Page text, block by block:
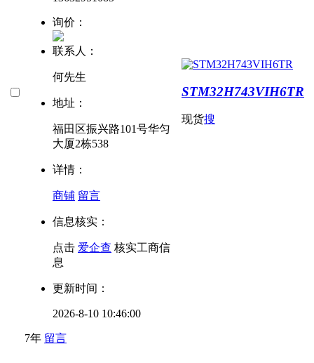
询价：
联系人：
何先生
地址：
福田区振兴路101号华匀
大厦2栋538
详情：
商铺 留言
信息核实：
点击 爱企查 核实工商信
息
更新时间：
2026-8-10 10:46:00
7年 留言
STM32H743VIH6TR
现货搜